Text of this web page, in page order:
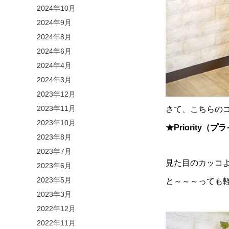
さて、こちらの
★Priority（プラ
見た目のカッコ
と～～～っても
2024年10月
2024年9月
2024年8月
2024年6月
2024年4月
2024年3月
2023年12月
2023年11月
2023年10月
2023年8月
2023年7月
2023年6月
2023年5月
2023年3月
2022年12月
2022年11月